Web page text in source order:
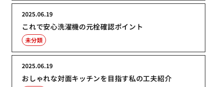
これで安心洗濯機の元栓確認ポイント
2025.06.19
未分類
おしゃれな対面キッチンを目指す私の工夫紹介
2025.06.19